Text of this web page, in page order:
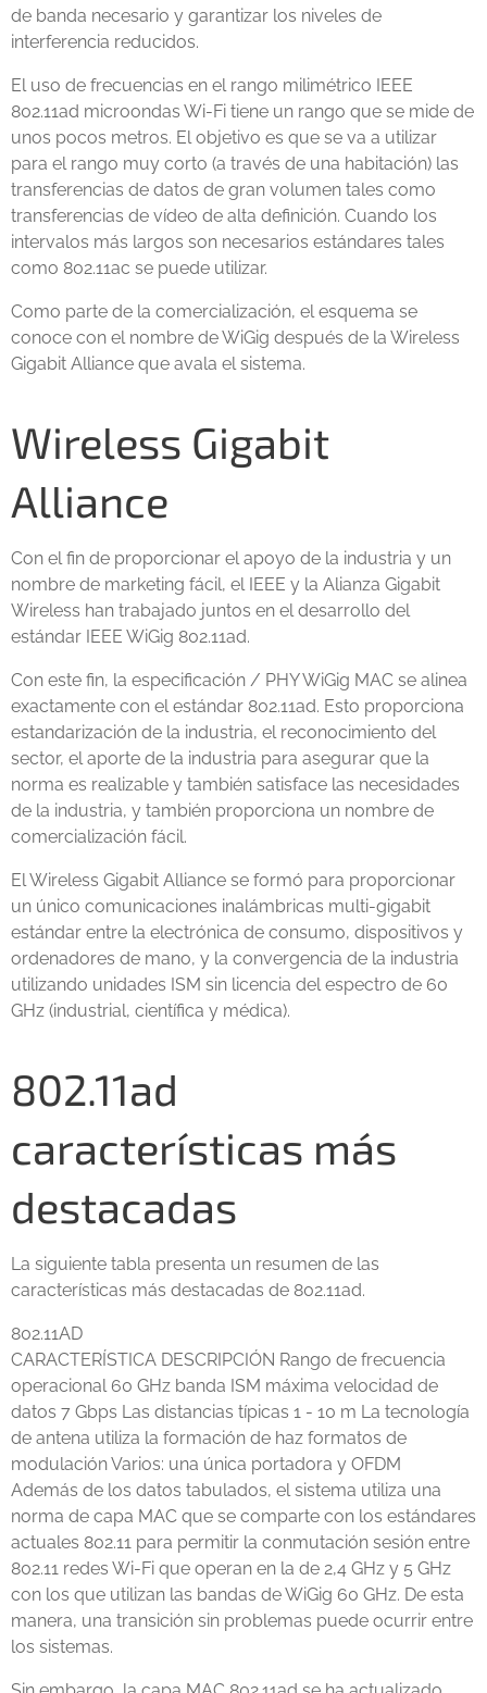
de banda necesario y garantizar los niveles de
interferencia reducidos.
El uso de frecuencias en el rango milimétrico IEEE
802.11ad microondas Wi-Fi tiene un rango que se mide de
unos pocos metros. El objetivo es que se va a utilizar
para el rango muy corto (a través de una habitación) las
transferencias de datos de gran volumen tales como
transferencias de vídeo de alta definición. Cuando los
intervalos más largos son necesarios estándares tales
como 802.11ac se puede utilizar.
Como parte de la comercialización, el esquema se
conoce con el nombre de WiGig después de la Wireless
Gigabit Alliance que avala el sistema.
Wireless Gigabit
Alliance
Con el fin de proporcionar el apoyo de la industria y un
nombre de marketing fácil, el IEEE y la Alianza Gigabit
Wireless han trabajado juntos en el desarrollo del
estándar IEEE WiGig 802.11ad.
Con este fin, la especificación / PHY WiGig MAC se alinea
exactamente con el estándar 802.11ad. Esto proporciona
estandarización de la industria, el reconocimiento del
sector, el aporte de la industria para asegurar que la
norma es realizable y también satisface las necesidades
de la industria, y también proporciona un nombre de
comercialización fácil.
El Wireless Gigabit Alliance se formó para proporcionar
un único comunicaciones inalámbricas multi-gigabit
estándar entre la electrónica de consumo, dispositivos y
ordenadores de mano, y la convergencia de la industria
utilizando unidades ISM sin licencia del espectro de 60
GHz (industrial, científica y médica).
802.11ad
características más
destacadas
La siguiente tabla presenta un resumen de las
características más destacadas de 802.11ad.
802.11AD
CARACTERÍSTICA DESCRIPCIÓN Rango de frecuencia
operacional 60 GHz banda ISM máxima velocidad de
datos 7 Gbps Las distancias típicas 1 - 10 m La tecnología
de antena utiliza la formación de haz formatos de
modulación Varios: una única portadora y OFDM
Además de los datos tabulados, el sistema utiliza una
norma de capa MAC que se comparte con los estándares
actuales 802.11 para permitir la conmutación sesión entre
802.11 redes Wi-Fi que operan en la de 2,4 GHz y 5 GHz
con los que utilizan las bandas de WiGig 60 GHz. De esta
manera, una transición sin problemas puede ocurrir entre
los sistemas.